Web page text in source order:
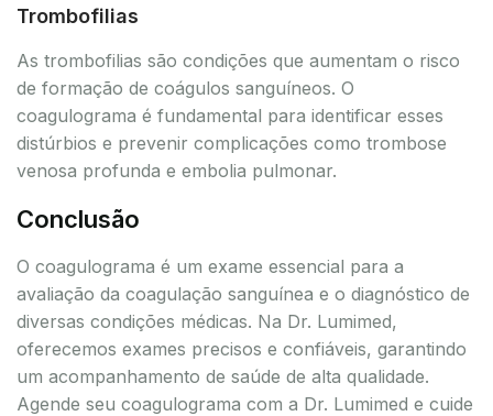
Trombofilias
As trombofilias são condições que aumentam o risco
de formação de coágulos sanguíneos. O
coagulograma é fundamental para identificar esses
distúrbios e prevenir complicações como trombose
venosa profunda e embolia pulmonar.
Conclusão
O coagulograma é um exame essencial para a
avaliação da coagulação sanguínea e o diagnóstico de
diversas condições médicas. Na Dr. Lumimed,
oferecemos exames precisos e confiáveis, garantindo
um acompanhamento de saúde de alta qualidade.
Agende seu coagulograma com a Dr. Lumimed e cuide